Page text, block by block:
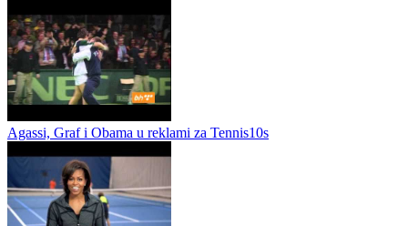
Agassi, Graf i Obama u reklami za Tennis10s